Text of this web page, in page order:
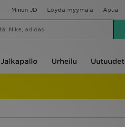
Minun JD Löydä myymälä Apua
Jalkapallo Urheilu Uutuudet